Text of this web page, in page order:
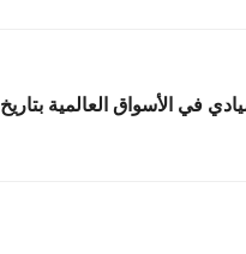
في الأسواق العالمية بتاريخ